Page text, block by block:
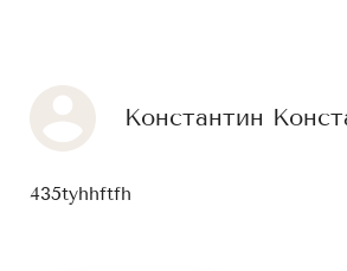
Константин
435tyhhftfh